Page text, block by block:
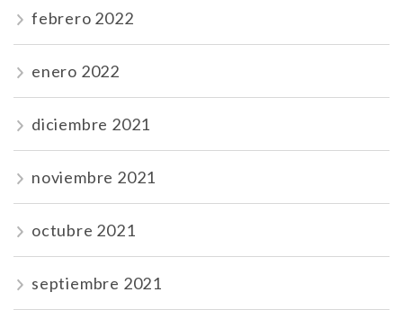
febrero 2022
enero 2022
diciembre 2021
noviembre 2021
octubre 2021
septiembre 2021